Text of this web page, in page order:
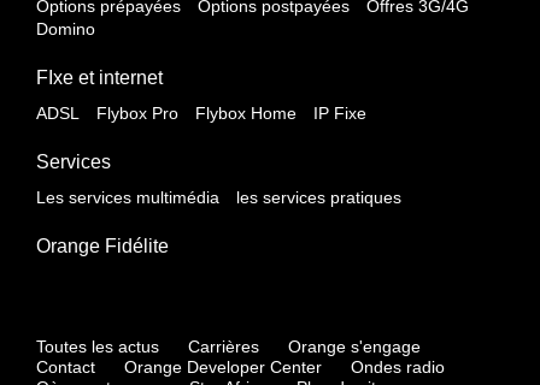
Options prépayées Options postpayées
Offres 3G/4G
Domino
FIxe et internet
ADSL Flybox Pro Flybox Home IP Fixe
Services
Les services multimédia les services pratiques
Orange Fidélite
Toutes les actus Carrières
Orange s'engage
Contact
Orange Developer Center
Ondes radio